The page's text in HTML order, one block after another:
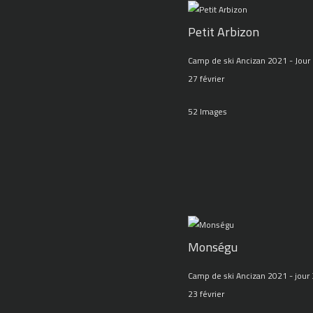
Petit Arbizon
Camp de ski Ancizan 2021 -
27 février
52 Images
Monségu
Camp de ski Ancizan 2021 - jour
23 février